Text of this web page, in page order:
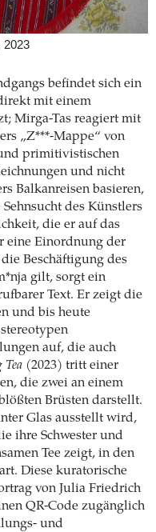
2023
befindet sich ein
mit einem
Mirga-Tas reagiert mit
„Z***-Mappe“ von
primitivistischen
und nicht
Balkanreisen basieren,
des Künstlers
die er auf das
eine Einordnung der
Beschäftigung des
gilt, sorgt ein
Text. Er zeigt die
und bis heute
auf, die auch
(2023) tritt einer
die zwei an einem
Brüsten darstellt.
Glas ausstellt wird,
ihre Schwester und
Tee zeigt, in den
Diese kuratorische
von Julia Friedrich
QR-Code zugänglich
und